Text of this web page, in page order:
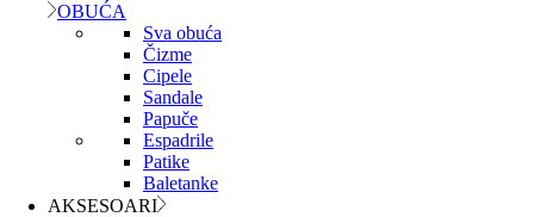
OBUĆA
Sva obuća
Čizme
Cipele
Sandale
Papuče
Espadrile
Patike
Baletanke
AKSESOARI